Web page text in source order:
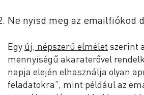
Ne nyisd meg az emailfiókod
Egy új, népszerű elmélet szerint
mennyiségű akaraterővel
napja elején elhasználja olyan
feladatokra”, mint például az